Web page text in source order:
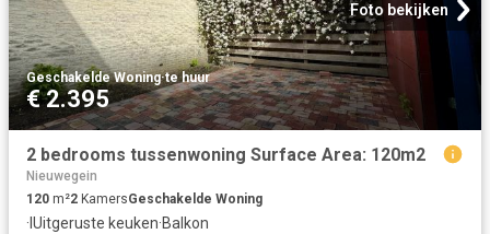
Foto bekijken
Geschakelde Woning·te huur
€ 2.395
2 bedrooms tussenwoning Surface Area: 120m2
Nieuwegein
120 m²2 KamersGeschakelde Woning
· IUitgeruste keuken·Balkon